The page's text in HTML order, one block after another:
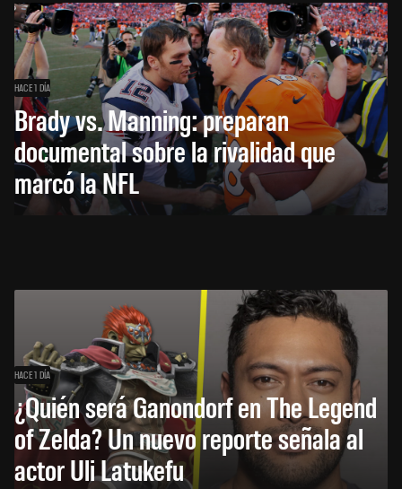
HACE 1 DÍA
Brady vs. Manning: preparan
documental sobre la rivalidad que
marcó la NFL
HACE 1 DÍA
¿Quién será Ganondorf en The Legend
of Zelda? Un nuevo reporte señala al
actor Uli Latukefu